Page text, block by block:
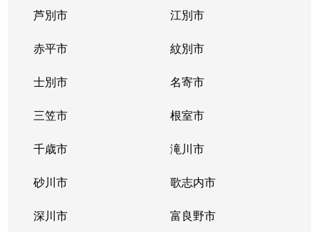
真駒内南町
真駒内
南３１条西
2,400万円 澄川
南３１条西
2,600万円 澄川
南３２条西
澄川
南３２条西
澄川
南３３条西
1,600万円 澄川
南３４条西
澄川
芦別市 江別市
赤平市 紋別市
士別市 名寄市
三笠市 根室市
千歳市 滝川市
砂川市 歌志内市
深川市 富良野市